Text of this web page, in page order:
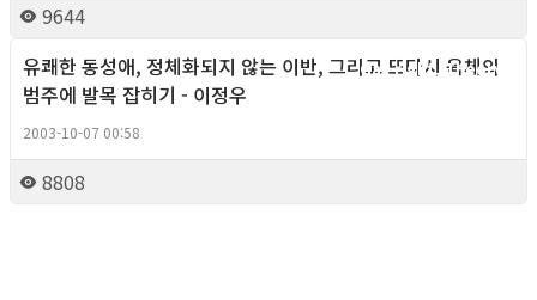
9644
Gay right, Theory
유쾌한 동성애, 정체화되지 않는 이반, 그리고 또다시 육체의
범주에 발목 잡히기 - 이정우
2003-10-07 00:58
8808